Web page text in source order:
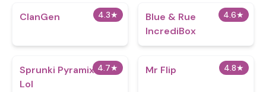
4.3★
ClanGen 4.6★
Blue & Rue
IncrediBox
4.7★
Sprunki Pyramixed
Lol
4.8★
Mr Flip